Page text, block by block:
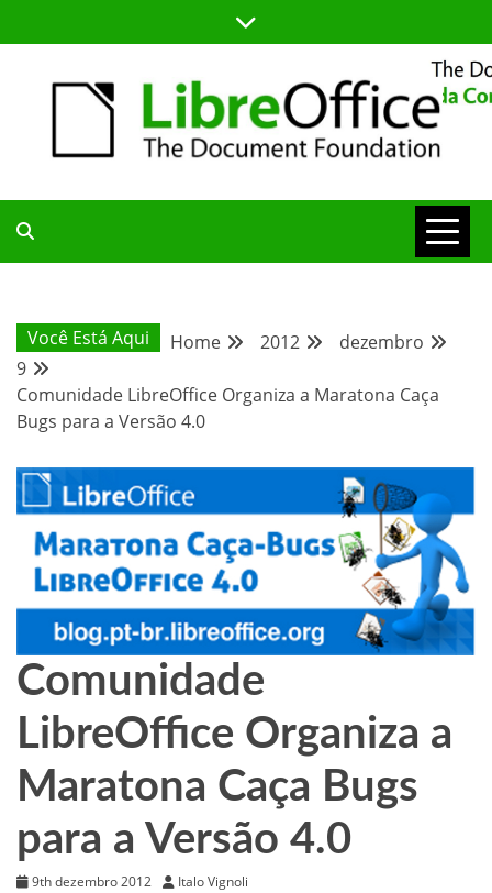
to
BLOG DA
COMUNIDADE
BRASILEIRA
Você Está Aqui Home 2012
dezembro
9
Comunidade LibreOffice Organiza a Maratona Caça
Bugs para a Versão 4.0
Comunidade
LibreOffice Organiza a
Maratona Caça Bugs
para a Versão 4.0
9th dezembro 2012 Italo Vignoli